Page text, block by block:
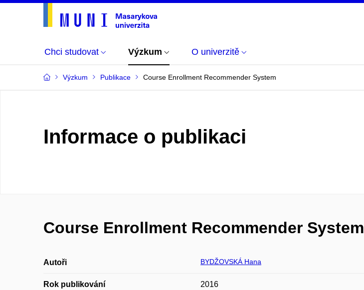
Chci studovat Výzkum O univerzitě
Výzkum Publikace Course Enrollment Recommender System
Informace o publikaci
Course Enrollment Recommender System
Autoři BYDŽOVSKÁ Hana
Rok publikování 2016